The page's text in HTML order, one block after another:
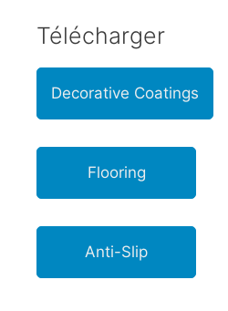
Télécharger
Decorative Coatings
Flooring
Anti-Slip